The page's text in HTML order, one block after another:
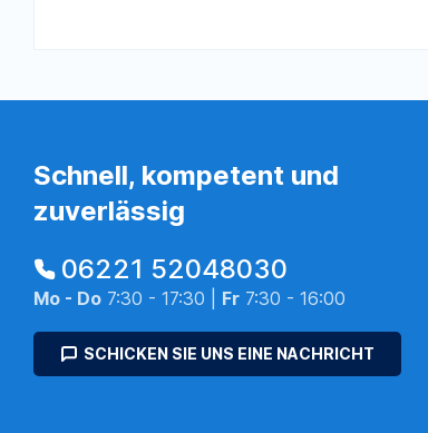
Schnell, kompetent und
zuverlässig
06221 52048030
Mo - Do 7:30 - 17:30 | Fr 7:30 - 16:00
SCHICKEN SIE UNS EINE NACHRICHT